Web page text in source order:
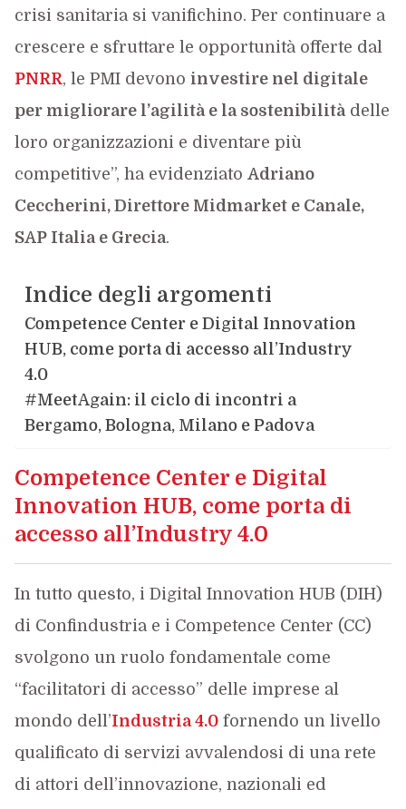
crisi sanitaria si vanifichino. Per continuare a
crescere e sfruttare le opportunità offerte dal
PNRR, le PMI devono investire nel digitale
per migliorare l’agilità e la sostenibilitàdelle
loro organizzazioni e diventare più
competitive”, ha evidenziato Adriano
Ceccherini, Direttore Midmarket e Canale,
SAP Italia e Grecia.
Indice degli argomenti
Competence Center e Digital Innovation
HUB, come porta di accesso all’Industry
4.0
#MeetAgain: il ciclo di incontri a
Bergamo, Bologna, Milano e Padova
Competence Center e Digital
Innovation HUB, come porta di
accesso all’Industry 4.0
In tutto questo, i Digital Innovation HUB (DIH)
di Confindustria e i Competence Center (CC)
svolgono un ruolo fondamentale come
“facilitatori di accesso” delle imprese al
mondo dell’Industria 4.0fornendo un livello
qualificato di servizi avvalendosi di una rete
di attori dell’innovazione, nazionali ed